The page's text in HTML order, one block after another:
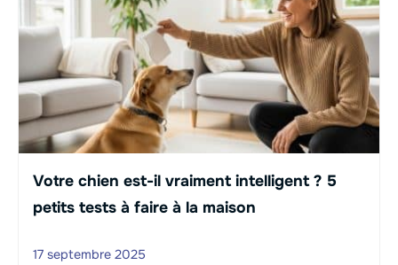
Votre chien est-il vraiment intelligent ? 5
petits tests à faire à la maison
17 septembre 2025